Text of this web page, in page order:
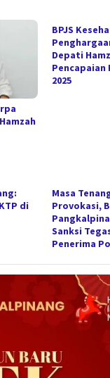
BPJS
Depati
Pencapaian
2025
di
Masa
Provokasi,
Sanksi
Penerima